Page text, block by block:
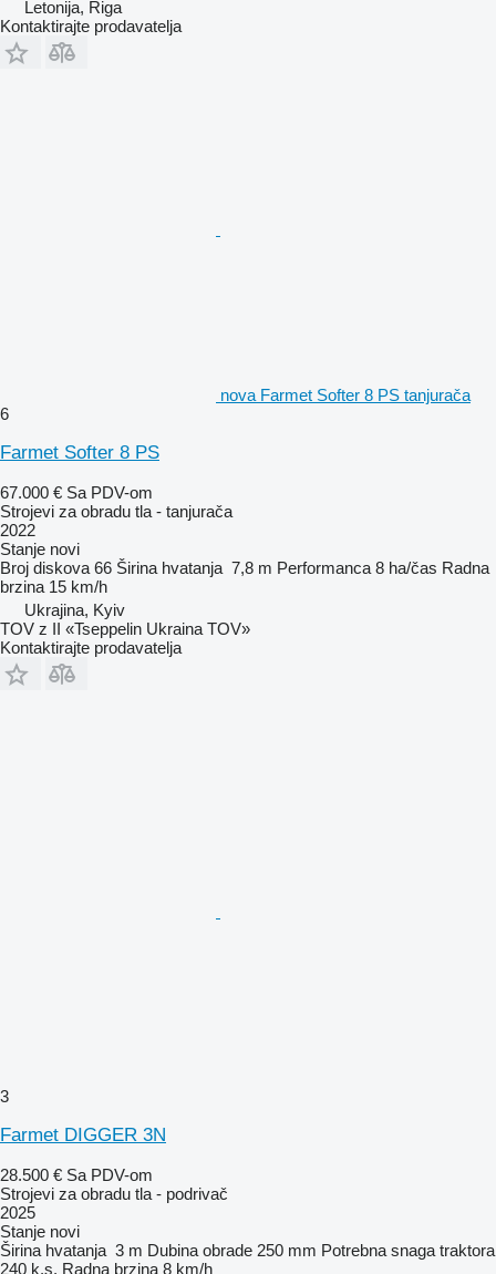
Letonija, Riga
Kontaktirajte prodavatelja
nova Farmet Softer 8 PS tanjurača
6
Farmet Softer 8 PS
67.000 € Sa PDV-om
Strojevi za obradu tla - tanjurača
2022
Stanje novi
Broj diskova 66 Širina hvatanja 7,8 m Performanca 8 ha/čas Radna
brzina 15 km/h
Ukrajina, Kyiv
TOV z II «Tseppelin Ukraina TOV»
Kontaktirajte prodavatelja
3
Farmet DIGGER 3N
28.500 € Sa PDV-om
Strojevi za obradu tla - podrivač
2025
Stanje novi
Širina hvatanja 3 m Dubina obrade 250 mm Potrebna snaga traktora
240 k.s. Radna brzina 8 km/h